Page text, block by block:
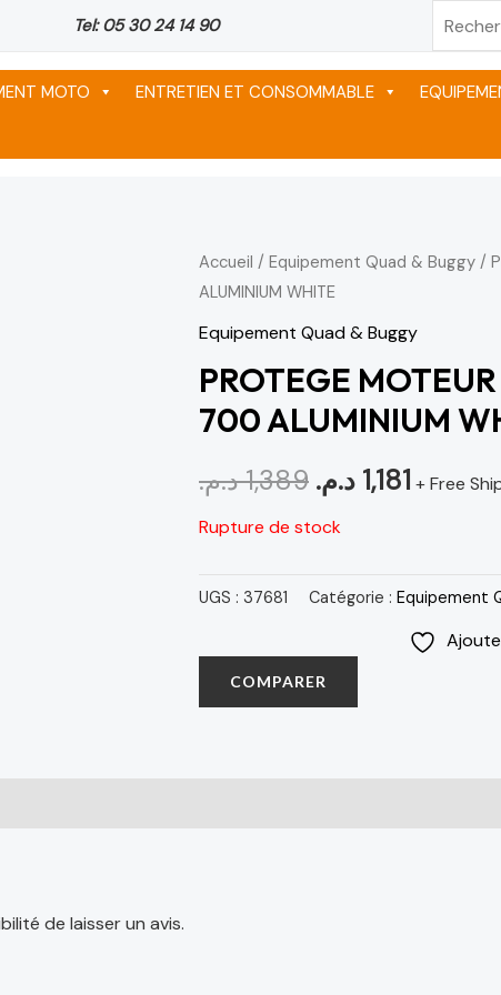
Tel: 05 30 24 14 90
MOTO ENTRETIEN ET CONSOMMABLE
Accueil / Equipement Quad & Buggy /
ALUMINIUM WHITE
Equipement Quad & Buggy
PROTEGE
700 ALUMINIUM
1,389د.م.
Le
prix
initial
était :
1,181 د.م.
Le
actuel
est :
+ Free
Rupture de stock
UGS : 37681 Catégorie : Equipement
COMPARER
de laisser un avis.